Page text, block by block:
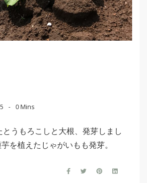
0 Mins
うもろこしと大根、発芽しまし
を植えたじゃがいもも発芽。